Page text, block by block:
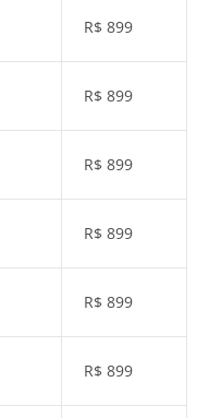
R$ 899
R$ 899
R$ 899
R$ 899
R$ 899
R$ 899